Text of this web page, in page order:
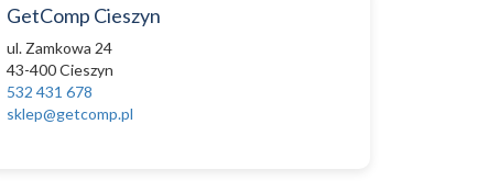
GetComp Cieszyn
ul. Zamkowa 24
43-400 Cieszyn
532 431 678
sklep@getcomp.pl